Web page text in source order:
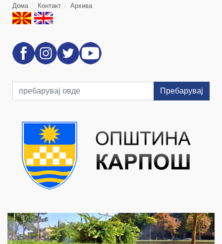
Дома Контакт Архива
Пребарувај